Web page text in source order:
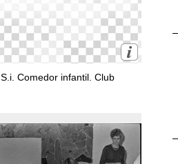
S.i. Comedor infantil. Club